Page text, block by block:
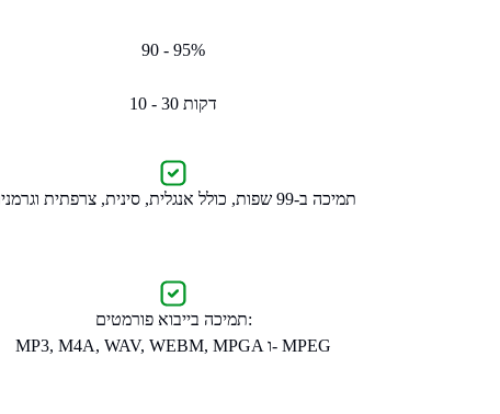
90 - 95%
10 - 30 דקות
תמיכה ב-99 שפות, כולל אנגלית, סינית, צרפתית וגרמנית
תמיכה בייבוא פורמטים:
MP3, M4A, WAV, WEBM, MPGA ו- MPEG